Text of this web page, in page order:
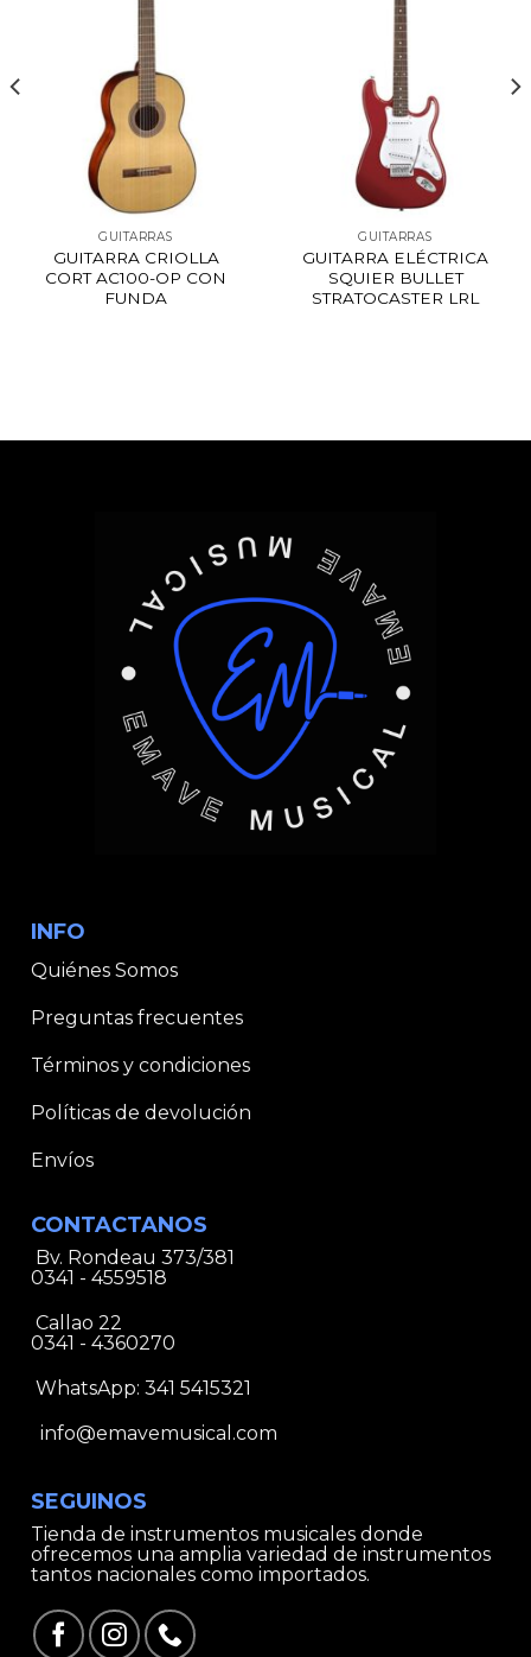
GUITARRAS
GUITARRA CRIOLLA
CORT AC100-OP CON
FUNDA
GUITARRAS
GUITARRA ELÉCTRICA
SQUIER BULLET
STRATOCASTER LRL
INFO
Quiénes Somos
Preguntas frecuentes
Términos y condiciones
Políticas de devolución
Envíos
CONTACTANOS
Bv. Rondeau 373/381
0341 - 4559518
Callao 22
0341 - 4360270
WhatsApp: 341 5415321
info@emavemusical.com
SEGUINOS
Tienda de instrumentos musicales donde
ofrecemos una amplia variedad de instrumentos
tantos nacionales como importados.